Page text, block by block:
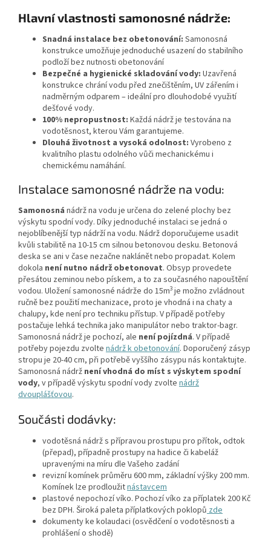
Hlavní vlastnosti samonosné nádrže:
Snadná instalace bez obetonování: Samonosná
konstrukce umožňuje jednoduché usazení do stabilního
podloží bez nutnosti obetonování
Bezpečné a hygienické skladování vody: Uzavřená
konstrukce chrání vodu před znečištěním, UV zářením i
nadměrným odparem – ideální pro dlouhodobé využití
dešťové vody.
100% nepropustnost: Každá nádrž je testována na
vodotěsnost, kterou Vám garantujeme.
Dlouhá životnost a vysoká odolnost: Vyrobeno z
kvalitního plastu odolného vůči mechanickému i
chemickému namáhání.
Instalace samonosné nádrže na vodu:
Samonosná nádrž na vodu je určena do zelené plochy bez
výskytu spodní vody. Díky jednoduché instalaci se jedná o
nejoblíbenější typ nádrží na vodu. Nádrž doporučujeme usadit
kvůli stabilitě na 10-15 cm silnou betonovou desku. Betonová
deska se ani v čase nezačne naklánět nebo propadat. Kolem
dokola není nutno nádrž obetonovat. Obsyp provedete
přesátou zeminou nebo pískem, a to za současného napouštění
vodou. Uložení samonosné nádrže do 15m3 je možno zvládnout
ručně bez použití mechanizace, proto je vhodná i na chaty a
chalupy, kde není pro techniku přístup. V případě potřeby
postačuje lehká technika jako manipulátor nebo traktor-bagr.
Samonosná nádrž je pochozí, ale není pojízdná. V případě
potřeby pojezdu zvolte nádrž k obetonování. Doporučený zásyp
stropu je 20-40 cm, při potřebě vyššího zásypu nás kontaktujte.
Samonosná nádrž není vhodná do míst s výskytem spodní
vody, v případě výskytu spodní vody zvolte nádrž
dvouplášťovou.
Součásti dodávky:
vodotěsná nádrž s přípravou prostupu pro přítok, odtok
(přepad), případně prostupy na hadice či kabeláž
upravenými na míru dle Vašeho zadání
revizní komínek průměru 600 mm, základní výšky 200 mm.
Komínek lze prodloužitnástavcem
plastové nepochozí víko. Pochozí víko za příplatek 200 Kč
bez DPH. Široká paleta příplatkových poklopů zde
dokumenty ke kolaudaci (osvědčení o vodotěsnosti a
prohlášení o shodě)